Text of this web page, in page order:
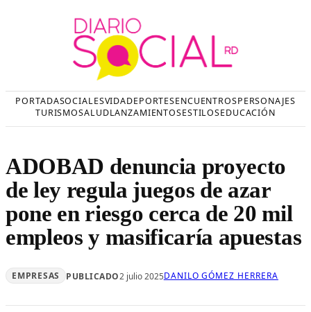
PORTADASOCIALESVIDADEPORTESENCUENTROSPERSONAJES
TURISMOSALUDLANZAMIENTOSESTILOSEDUCACIÓN
ADOBAD denuncia proyecto
de ley regula juegos de azar
pone en riesgo cerca de 20 mil
empleos y masificaría apuestas
EMPRESAS PUBLICADO2 julio 2025DANILO GÓMEZ HERRERA